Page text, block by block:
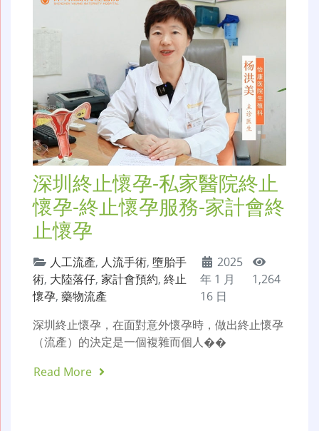
深圳終止懷孕-私家醫院終止
懷孕-終止懷孕服務-家計會終
止懷孕
人工流產, 人流手術, 墮胎手
術, 大陸落仔, 家計會預約, 終止
懷孕, 藥物流產
2025
年 1 月
16 日
1,264
深圳終止懷孕，在面對意外懷孕時，做出終止懷孕
（流產）的決定是一個複雜而個人��
Read More